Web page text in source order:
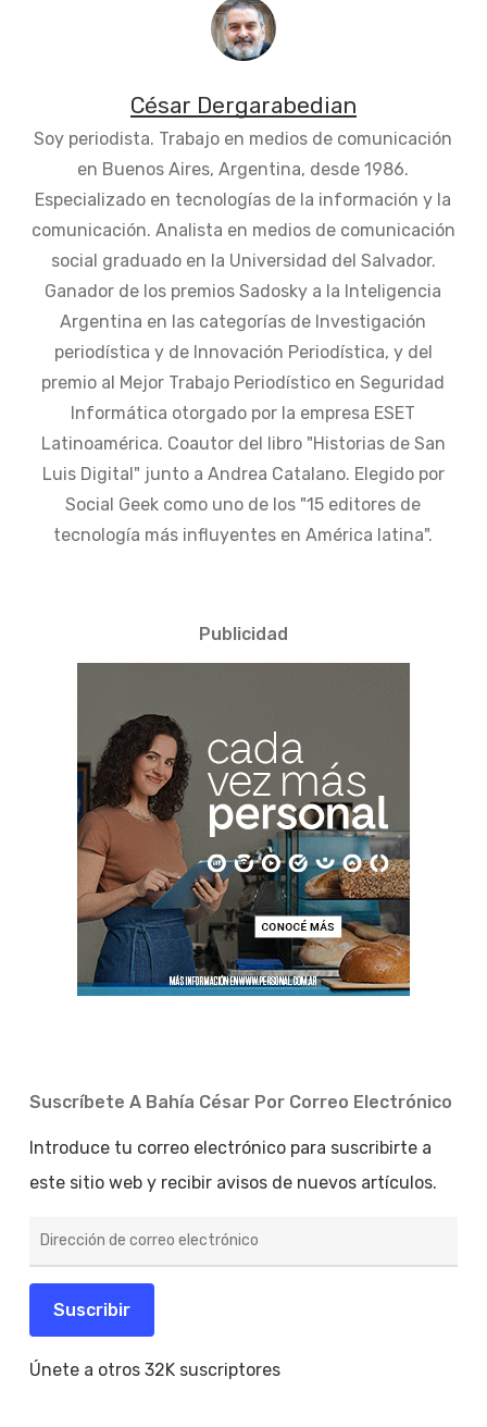
César Dergarabedian
Soy periodista. Trabajo en medios de comunicación
en Buenos Aires, Argentina, desde 1986.
Especializado en tecnologías de la información y la
comunicación. Analista en medios de comunicación
social graduado en la Universidad del Salvador.
Ganador de los premios Sadosky a la Inteligencia
Argentina en las categorías de Investigación
periodística y de Innovación Periodística, y del
premio al Mejor Trabajo Periodístico en Seguridad
Informática otorgado por la empresa ESET
Latinoamérica. Coautor del libro "Historias de San
Luis Digital" junto a Andrea Catalano. Elegido por
Social Geek como uno de los "15 editores de
tecnología más influyentes en América latina".
Publicidad
Suscríbete A Bahía César Por Correo Electrónico
Introduce tu correo electrónico para suscribirte a
este sitio web y recibir avisos de nuevos artículos.
de
electrónico
Suscribir
Únete a otros 32K suscriptores